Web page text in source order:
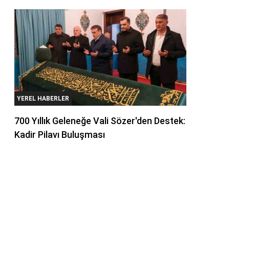
YEREL HABERLER
700 Yıllık Geleneğe Vali Sözer'den Destek:
Kadir Pilavı Buluşması